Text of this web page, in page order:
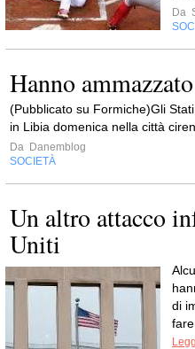
Da
Hanno
(Pubblicato su Formiche)Gli
in Libia domenica nella città
Da Danemblog
SOCIETÀ
Un altro attacco
Uniti
di